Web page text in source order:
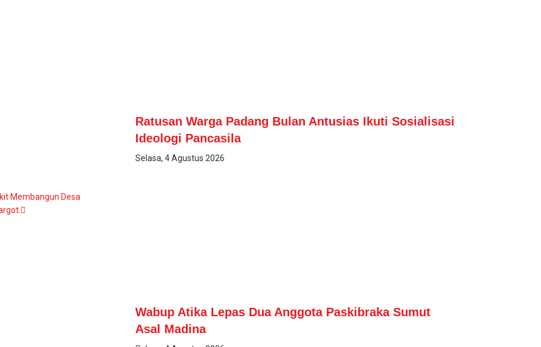
Membangun Desa
Ratusan Warga Padang Bulan Antusias Ikuti Sosialisasi
Ideologi Pancasila
Selasa, 4 Agustus 2026
Wabup Atika Lepas Dua Anggota Paskibraka Sumut
Asal Madina